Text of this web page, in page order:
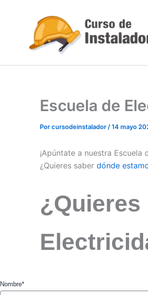
contenido
Escuela de
Porcursodeinstalador/14 mayo
¡Apúntate a nuestra Escuela
¿Quieres saber dónde
Nombre*